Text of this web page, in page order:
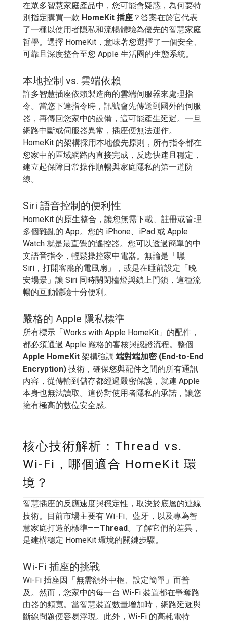
在眾多智慧家庭產品中，您可能會疑惑，為何要特
別指定購買一款 HomeKit 插座 ？答案在於它代表
了一種以使用者隱私和流暢體驗為優先的智慧家庭
哲學。選擇 HomeKit，意味著您選擇了一個安全、
可靠且深度整合至您 Apple 生活圈的生態系統。
本地控制 vs. 雲端依賴
許多智慧插座依賴製造商的雲端伺服器來處理指
令。當您下達指令時，訊號會先傳送到國外的伺服
器，再傳回您家中的設備，這可能產生延遲。一旦
網路中斷或伺服器異常，插座便無法運作。
HomeKit 的架構採用本地優先原則，所有指令都在
您家中的區域網路內直接完成，反應快速且穩定，
建立起保障日常操作順暢與家庭隱私的第一道防
線。
Siri 語音控制的便利性
HomeKit 的原生整合，讓您無需下載、註冊或管理
多個雜亂的 App。您的 iPhone、iPad 或 Apple
Watch 就是最直覺的遙控器。您可以透過簡單的中
文語音指令，輕鬆操控家中電器。無論是「嘿
Siri，打開客廳的電風扇」，或是在睡前設定「晚
安場景」讓 Siri 同時關閉檯燈與鎖上門鎖，這種流
暢的互動體驗十分便利。
嚴格的 Apple 隱私標準
所有標示「Works with Apple HomeKit」的配件，
都必須通過 Apple 嚴格的審核與認證流程。整個
Apple HomeKit 架構強調 端對端加密 (End-to-End
Encryption) 技術，確保您與配件之間的所有通訊
內容，從傳輸到儲存都經過嚴密保護，就連 Apple
本身也無法讀取。這份對使用者隱私的承諾，讓您
擁有極高的數位安全感。
核心技術解析：Thread vs.
Wi-Fi，哪個適合 HomeKit 環
境？
智慧插座的反應速度與穩定性，取決於底層的連線
技術。目前市場主要有 Wi-Fi、藍牙，以及專為智
慧家庭打造的標準——Thread。了解它們的差異，
是建構穩定 HomeKit 環境的關鍵步驟。
Wi-Fi 插座的挑戰
Wi-Fi 插座因「無需額外中樞、設定簡單」而普
及。然而，您家中的每一台 Wi-Fi 裝置都在爭奪路
由器的頻寬。當智慧裝置數量增加時，網路延遲與
斷線問題便容易浮現。此外，Wi-Fi 的高耗電特